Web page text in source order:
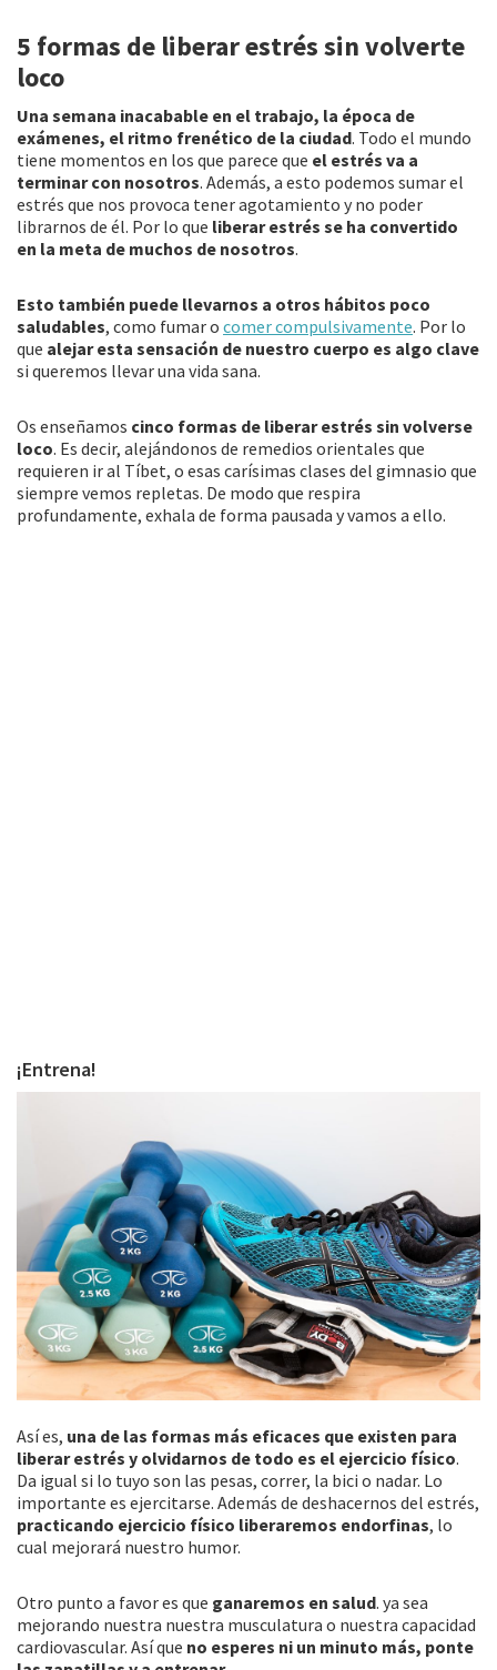
o
o
k
er l
p
tir
5 formas de liberar estrés sin volverte
loco
Una semana inacabable en el trabajo, la época de
exámenes, el ritmo frenético de la ciudad. Todo el mundo
tiene momentos en los que parece que el estrés va a
terminar con nosotros. Además, a esto podemos sumar el
estrés que nos provoca tener agotamiento y no poder
librarnos de él. Por lo que liberar estrés se ha convertido
en la meta de muchos de nosotros.
Esto también puede llevarnos a otros hábitos poco
saludables, como fumar o comer compulsivamente. Por lo
que alejar esta sensación de nuestro cuerpo es algo clave
si queremos llevar una vida sana.
Os enseñamos cinco formas de liberar estrés sin volverse
loco. Es decir, alejándonos de remedios orientales que
requieren ir al Tíbet, o esas carísimas clases del gimnasio que
siempre vemos repletas. De modo que respira
profundamente, exhala de forma pausada y vamos a ello.
¡Entrena!
Así es, una de las formas más eficaces que existen para
liberar estrés y olvidarnos de todo es el ejercicio físico.
Da igual si lo tuyo son las pesas, correr, la bici o nadar. Lo
importante es ejercitarse. Además de deshacernos del estrés,
practicando ejercicio físico liberaremos endorfinas, lo
cual mejorará nuestro humor.
Otro punto a favor es que ganaremos en salud. ya sea
mejorando nuestra nuestra musculatura o nuestra capacidad
cardiovascular. Así que no esperes ni un minuto más, ponte